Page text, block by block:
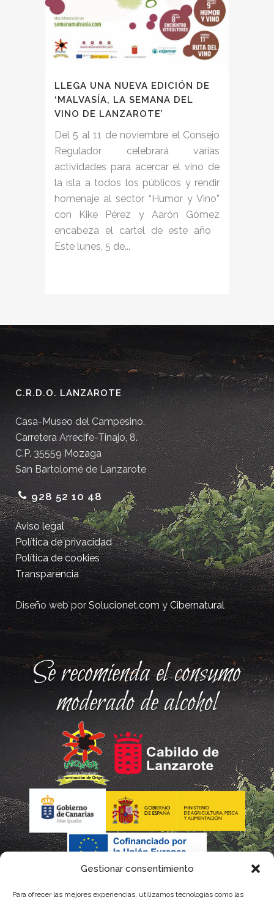
Gestionar consentimiento
Para ofrecer las mejores experiencias, utilizamos tecnologías como las
LLEGA UNA NUEVA EDICIÓN DE
‘MALVASÍA, LA SEMANA DEL
VINO DE LANZAROTE’
Del 5 al 11 de noviembre el Consejo
Regulador celebrará varias
actividades para acercar el vino de
la isla a todos los públicos y rendir
homenaje al sector “Humor y Vino”
con Kike Pérez y Aarón Gómez
encabeza el cartel de este año
Este lunes, 5 de...
C.R.D.O. LANZAROTE
Casa-Museo del Campesino.
Carretera Arrecife-Tinajo, 8.
C.P. 35559 Mozaga
San Bartolomé de Lanzarote
928 52 10 48
Aviso legal
Política de privacidad
Política de cookies
Transparencia
Diseño web porSolucionet.comyCibernatural
Se recomienda el consumo
moderado de alcohol